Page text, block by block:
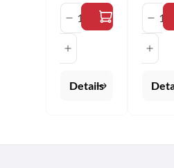
Produkt
Details